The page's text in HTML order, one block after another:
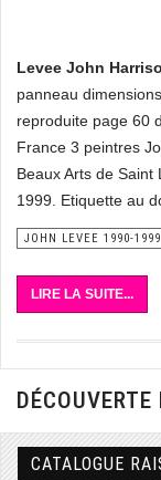
Levee John
panneau
reproduite page 60
France 3 peintres
Beaux Arts de
1999. Etiquette au
JOHN LEVEE 1990-1999
LIRE LA SUITE...
CATALOGUE